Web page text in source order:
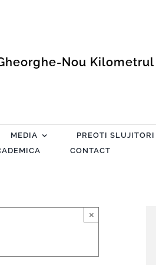
Nou
MEDIA
PREOTI SLUJITORI
CONTACT
×